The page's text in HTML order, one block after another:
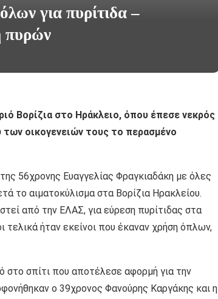
για πυρίτιδα –
πυρών
Βορίζια στο Ηράκλειο, όπου έπεσε νεκρός
των οικογενειών τους το περασμένο
56χρονης Ευαγγελίας Φραγκιαδάκη με όλες
το αιματοκύλισμα στα Βορίζια Ηρακλείου.
από την ΕΛΑΣ, για εύρεση πυρίτιδας στα
τελικά ήταν εκείνοι που έκαναν χρήση όπλων,
σπίτι που αποτέλεσε αφορμή για την
ο 39χρονος Φανούρης Καργάκης και η